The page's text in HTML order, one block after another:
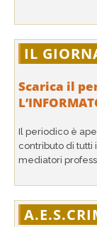
IL
Scarica il
Il periodico è
contributo di tutti i
mediatori